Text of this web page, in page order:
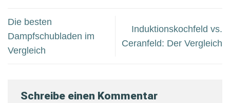
Die besten
Dampfschubladen im
Vergleich
Induktionskochfeld vs.
Ceranfeld: Der Vergleich
Schreibe einen Kommentar